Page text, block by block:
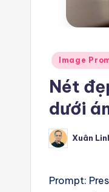
Posted
Image
Nét
dưới
Posted
by
Xuân
Prompt: